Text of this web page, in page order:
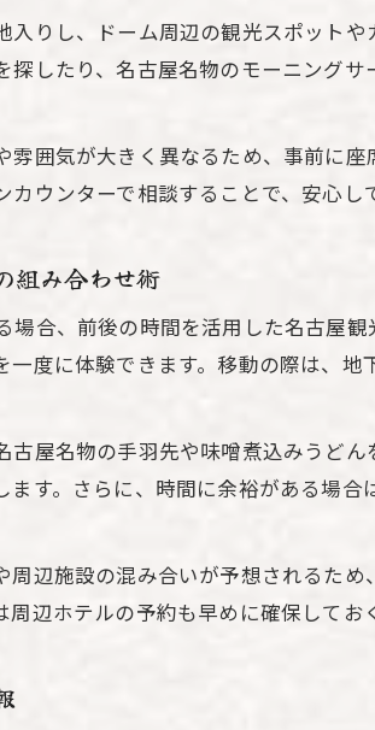
名古屋観光と効率重視のプランニン
イベント前後の名古屋観光タイムマ
りし、ドーム周辺の観光スポット
したり、名古屋名物のモーニング
囲気が大きく異なるため、事前に
ウンターで相談することで、安心し
組み合わせ術
合、前後の時間を活用した名古屋
度に体験できます。移動の際は、
屋名物の手羽先や味噌煮込みうど
す。さらに、時間に余裕がある場
辺施設の混み合いが予想されるた
辺ホテルの予約も早めに確保してお